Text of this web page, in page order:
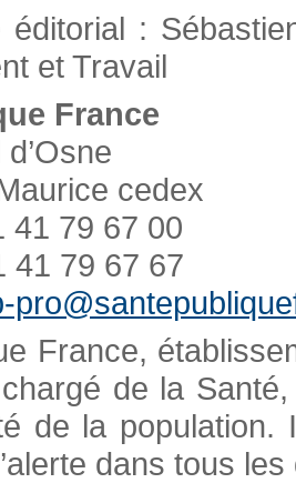
éditorial :
et Travail
France
cedex
41 79 67 00
41 79 67 67
France,
de la
de la
dans tous